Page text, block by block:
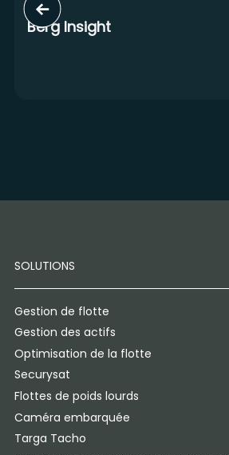
Berg Insight
SOLUTIONS
Gestion de flotte
Gestion des actifs
Optimisation de la flotte
Securysat
Flottes de poids lourds
Caméra embarquée
Targa Tacho